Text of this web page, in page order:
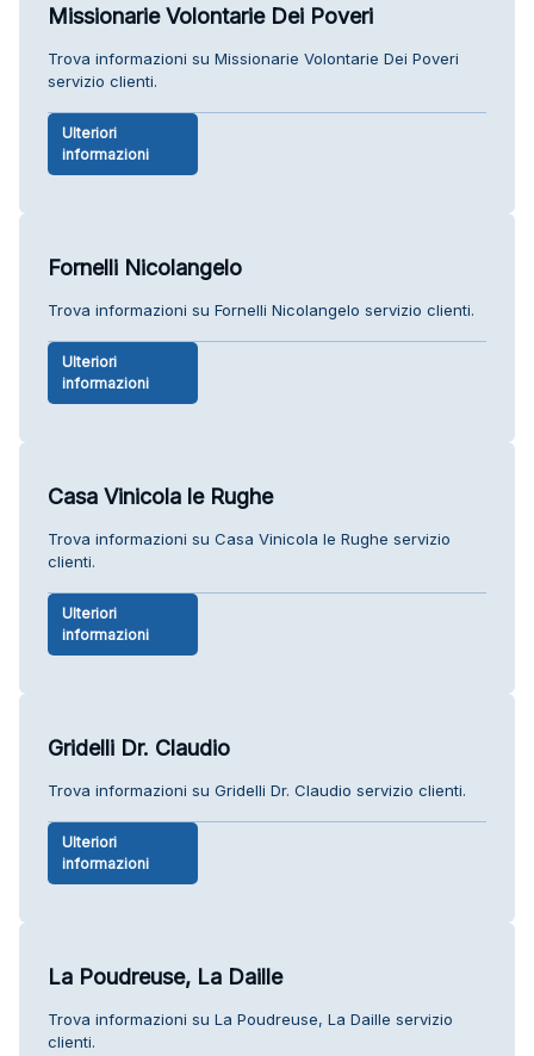
Missionarie Volontarie Dei Poveri
Trova informazioni su Missionarie Volontarie Dei Poveri
servizio clienti.
Ulteriori
informazioni
Fornelli Nicolangelo
Trova informazioni su Fornelli Nicolangelo servizio clienti.
Ulteriori
informazioni
Casa Vinicola le Rughe
Trova informazioni su Casa Vinicola le Rughe servizio
clienti.
Ulteriori
informazioni
Gridelli Dr. Claudio
Trova informazioni su Gridelli Dr. Claudio servizio clienti.
Ulteriori
informazioni
La Poudreuse, La Daille
Trova informazioni su La Poudreuse, La Daille servizio
clienti.